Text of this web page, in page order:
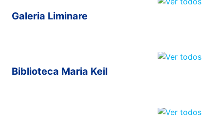
Galeria Liminare
Biblioteca Maria Keil